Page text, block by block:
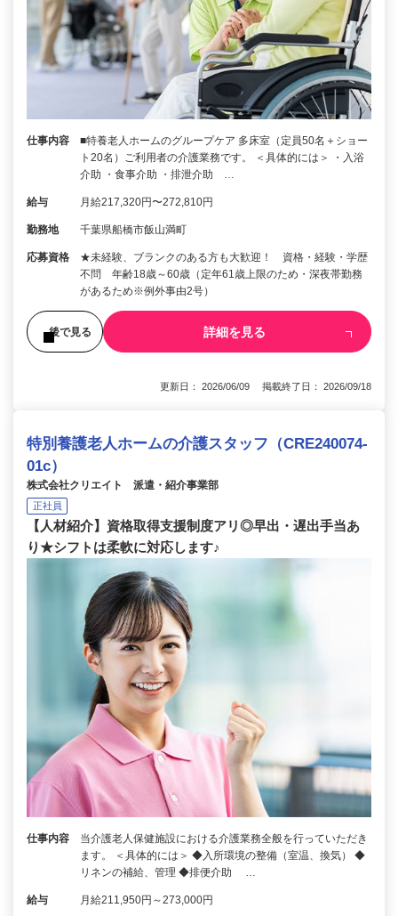
仕事内容
■特養老人ホームのグループケア 多床室（定員50名＋ショー
ト20名）ご利用者の介護業務です。 ＜具体的には＞ ・入浴
介助 ・食事介助 ・排泄介助 …
給与 月給217,320円〜272,810円
勤務地 千葉県船橋市飯山満町
応募資格
★未経験、ブランクのある方も大歓迎！ 資格・経験・学歴
不問 年齢18歳～60歳（定年61歳上限のため・深夜帯勤務
があるため※例外事由2号）
後で見る 詳細を見る
更新日： 2026/06/09 掲載終了日： 2026/09/18
特別養護老人ホームの介護スタッフ（CRE240074-
01c）
株式会社クリエイト 派遣・紹介事業部
正社員
【人材紹介】資格取得支援制度アリ◎早出・遅出手当あ
り★シフトは柔軟に対応します♪
仕事内容
当介護老人保健施設における介護業務全般を行っていただき
ます。 ＜具体的には＞ ◆入所環境の整備（室温、換気） ◆
リネンの補給、管理 ◆排便介助 …
給与 月給211,950円～273,000円